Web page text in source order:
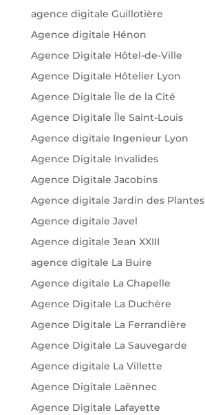
agence digitale Guillotière
Agence digitale Hénon
Agence Digitale Hôtel-de-Ville
Agence Digitale Hôtelier Lyon
Agence Digitale Île de la Cité
Agence Digitale Île Saint-Louis
Agence digitale Ingenieur Lyon
Agence Digitale Invalides
Agence Digitale Jacobins
Agence digitale Jardin des Plantes
Agence digitale Javel
Agence digitale Jean XXIII
agence digitale La Buire
Agence digitale La Chapelle
Agence Digitale La Duchère
Agence Digitale La Ferrandière
Agence Digitale La Sauvegarde
Agence digitale La Villette
Agence Digitale Laënnec
Agence Digitale Lafayette